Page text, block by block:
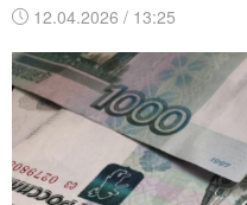
12.04.2026 / 13:25